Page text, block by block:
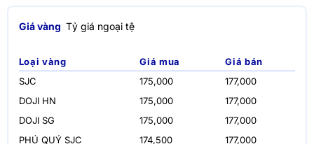
Giá vàng Tỷ giá ngoại tệ
Loại vàng Giá mua
Giá bán
SJC
175,000
177,000
DOJI HN
175,000
177,000
DOJI SG
175,000
177,000
PHÚ QUÝ SJC
174,500
177,000